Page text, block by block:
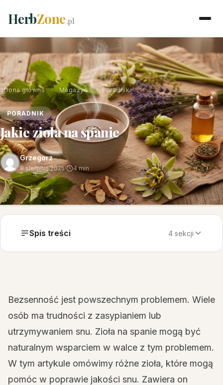
HerbZone.pl
Strona główna › Magazyn › Poradnik
PORADNIK
Jakie zioła na spanie
Grzegorz
8 sierpnia 2025· 4 min
Spis treści 4 sekcji
Bezsenność jest powszechnym problemem. Wiele
osób ma trudności z zasypianiem lub
utrzymywaniem snu. Zioła na spanie mogą być
naturalnym wsparciem w walce z tym problemem.
W tym artykule omówimy różne zioła, które mogą
pomóc w poprawie jakości snu. Zawiera on